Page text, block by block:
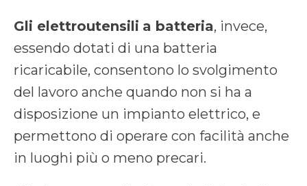
Gli elettroutensili a batteria, invece,
essendo dotati di una batteria
ricaricabile, consentono lo svolgimento
del lavoro anche quando non si ha a
disposizione un impianto elettrico, e
permettono di operare con facilità anche
in luoghi più o meno precari.